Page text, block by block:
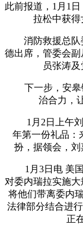
此前报道，1月1
拉松中获得
消防救援总队
德出席，管委会
员张涛
下一步，安皋
治合力，
1月2日上午刘
年第一份礼品：
扮，据领会，刘
1月3日电 美国
对委内瑞拉实施
将他们带离委内
法律部分结合进
正